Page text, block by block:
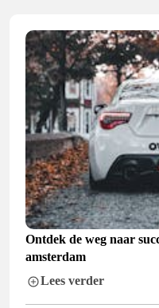
Ontdek de weg naar
amsterdam
Lees verder